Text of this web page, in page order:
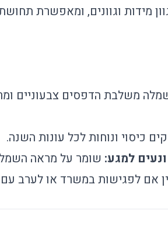
מידות וגוונים, ומאפשרת
משלבת הדפסים צבעוניים
כיסוי ונוחות לכל עונות השנה.
למגע: שומר על מראה
אם לפגישות במשרד או לערב